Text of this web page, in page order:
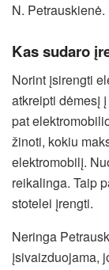
N. Petrauskienė.
Kas sudaro
Norint įsirengti
atkreipti dėmesį
pat
žinoti, kokiu
elektromobilį.
reikalinga. Taip
stotelei įrengti.
Neringa
įsivaizduojama,